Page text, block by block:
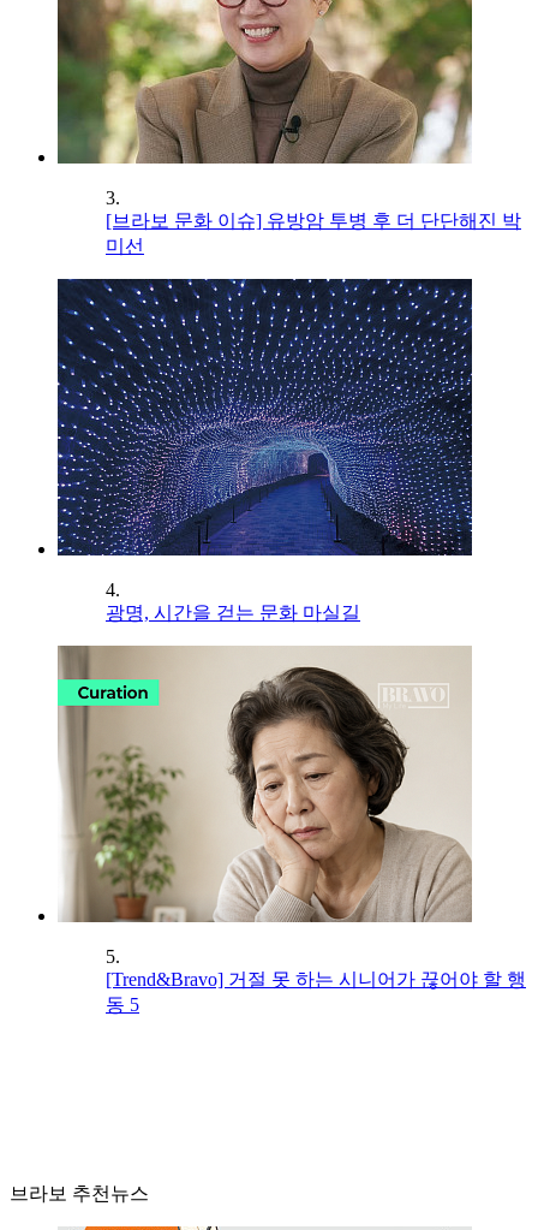
3.
[브라보 문화 이슈] 유방암 투병 후 더 단단해진 박
미선
4.
광명, 시간을 걷는 문화 마실길
5.
[Trend&Bravo] 거절 못 하는 시니어가 끊어야 할 행
동 5
브라보 추천뉴스